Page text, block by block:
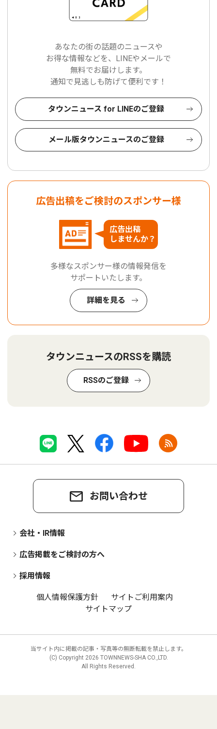
あなたの街の話題のニュースや
お得な情報などを、LINEやメールで
無料でお届けします。
通知で見逃しも防げて便利です！
タウンニュース for LINEのご登録
メール版タウンニュースのご登録
広告出稿をご検討のスポンサー様
広告出稿
しませんか？
多様なスポンサー様の情報発信を
サポートいたします。
詳細を見る
タウンニュースのRSSを購読
RSSのご登録
お問い合わせ
会社・IR情報
広告掲載をご検討の方へ
採用情報
個人情報保護方針
サイトご利用案内
サイトマップ
当サイト内に掲載の記事・写真等の無断転載を禁止します。
(C) Copyright 2026 TOWNNEWS-SHA CO.,LTD.
All Rights Reserved.